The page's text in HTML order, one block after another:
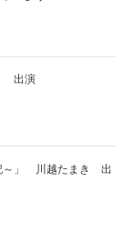
出演
～」 川越たまき 出